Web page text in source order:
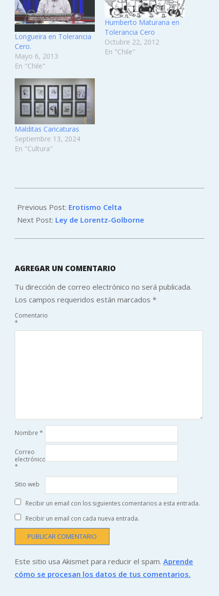
Longueira en Tolerancia
Cero.
Mayo 6, 2013
En "Chile"
Humberto Maturana en
Tolerancia Cero
Octubre 22, 2012
En "Chile"
Malditas Caricaturas
Septiembre 13, 2024
En "Cultura"
04-
29
Previous Post: Erotismo Celta
Next Post: Ley de Lorentz-Golborne
AGREGAR UN COMENTARIO
Tu dirección de correo electrónico no será publicada.
Los campos requeridos están marcados *
Comentario
*
Nombre *
Correo
electrónico
*
Sitio web
Recibir un email con los siguientes comentarios a esta entrada.
Recibir un email con cada nueva entrada.
Este sitio usa Akismet para reducir el spam. Aprende
cómo se procesan los datos de tus comentarios.